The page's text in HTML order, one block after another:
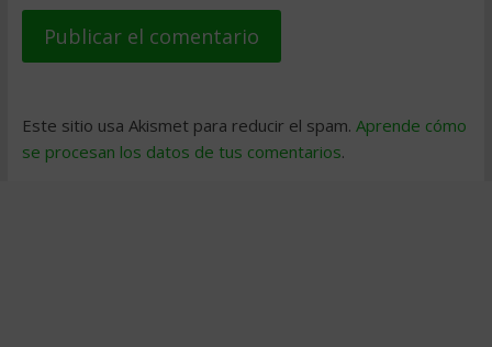
Este sitio usa Akismet para reducir el spam. Aprende cómo
se procesan los datos de tus comentarios.